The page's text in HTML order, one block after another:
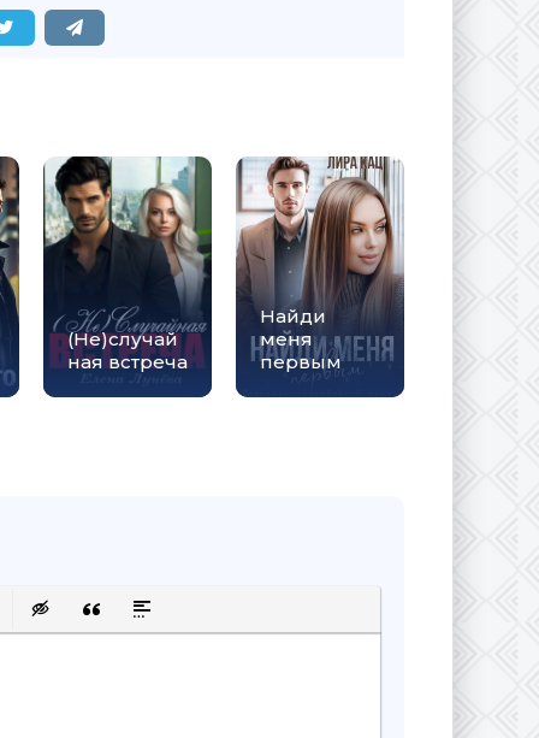
(Не)случай
ная встреча
Найди
меня
первым
защищенную ссылку
смайлик
Вставка скрытого текста
Вставка цитаты
Вставка спойлера